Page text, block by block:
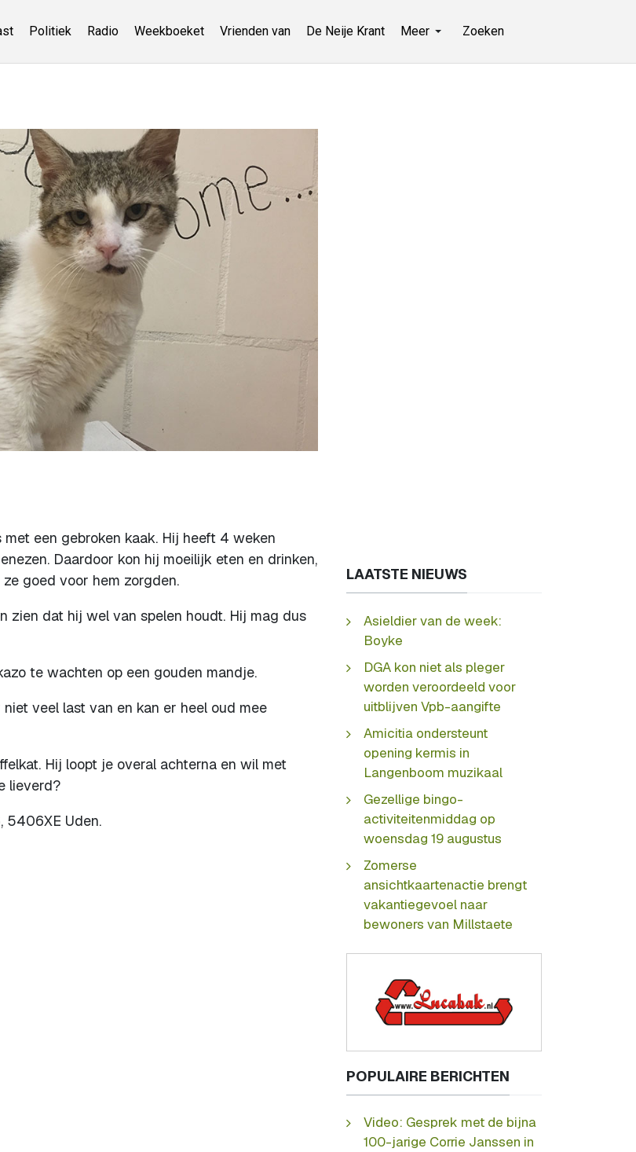
Politiek Radio Weekboeket Vrienden van De Neije Krant Meer Zoeken
een gebroken kaak. Hij heeft 4 weken
Daardoor kon hij moeilijk eten en drinken,
goed voor hem zorgden.
zien dat hij wel van spelen houdt. Hij mag dus
te wachten op een gouden mandje.
veel last van en kan er heel oud mee
Hij loopt je overal achterna en wil met
lieverd?
5406XE Uden.
LAATSTE NIEUWS
Asieldier van de week:
Boyke
DGA kon niet als pleger
worden veroordeeld voor
uitblijven Vpb-aangifte
Amicitia ondersteunt
opening kermis in
Langenboom muzikaal
Gezellige bingo-
activiteitenmiddag op
woensdag 19 augustus
Zomerse
ansichtkaartenactie brengt
vakantiegevoel naar
bewoners van Millstaete
POPULAIRE BERICHTEN
Video: Gesprek met de bijna
100-jarige Corrie Janssen in